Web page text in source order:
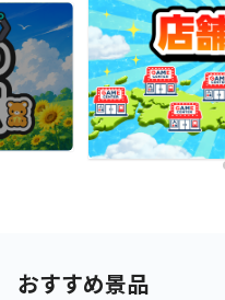
おすすめ景品